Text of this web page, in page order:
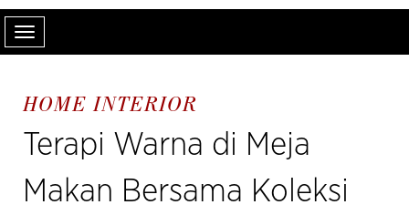
HOME INTERIOR
Terapi Warna di Meja
Makan Bersama Koleksi